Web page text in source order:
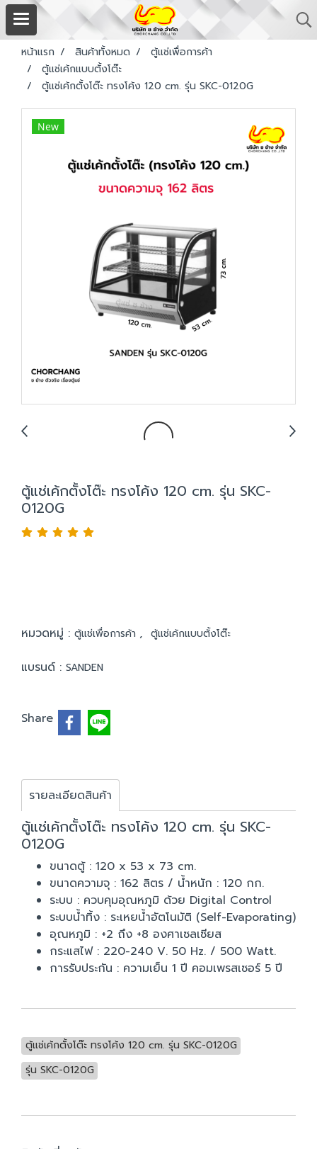
หน้าแรก สินค้าทั้งหมด
ตู้แช่เพื่อการค้า
ตู้แช่เค้กแบบตั้งโต๊ะ
ตู้แช่เค้กตั้งโต๊ะ ทรงโค้ง 120 cm. รุ่น SKC-0120G
New
ตู้แช่เค้กตั้งโต๊ะ ทรงโค้ง 120 cm. รุ่น SKC-
0120G
หมวดหมู่ : ตู้แช่เพื่อการค้า , ตู้แช่เค้กแบบตั้งโต๊ะ
แบรนด์ : SANDEN
Share
รายละเอียดสินค้า
ตู้แช่เค้กตั้งโต๊ะ ทรงโค้ง 120 cm. รุ่น SKC-
0120G
ขนาดตู้ : 120 x 53 x 73 cm.
ขนาดความจุ : 162 ลิตร / น้ำหนัก : 120 กก.
ระบบ : ควบคุมอุณหภูมิ ด้วย Digital Control
ระบบน้ำทิ้ง : ระเหยน้ำอัตโนมัติ (Self-Evaporating)
อุณหภูมิ : +2 ถึง +8 องศาเซลเซียส
กระแสไฟ : 220-240 V. 50 Hz. / 500 Watt.
การรับประกัน : ความเย็น 1 ปี คอมเพรสเซอร์ 5 ปี
ตู้แช่เค้กตั้งโต๊ะ ทรงโค้ง 120 cm. รุ่น SKC-0120G
รุ่น SKC-0120G